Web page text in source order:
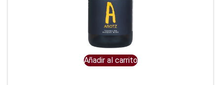
Añadir al carrito